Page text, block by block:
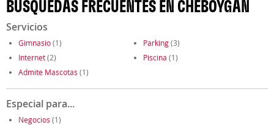
BÚSQUEDAS FRECUENTES EN CHEBOYGAN
Servicios
Gimnasio(1) Parking(3)
Internet(2) Piscina (1)
Admite Mascotas (1)
Especial para...
Negocios (1)